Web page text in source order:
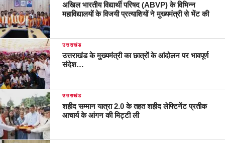
अखिल भारतीय विद्यार्थी परिषद (ABVP) के विभिन्न
महाविद्यालयों के विजयी प्रत्याशियों ने मुख्यमंत्री से भेंट की
उत्तराखंड
उत्तराखंड के मुख्यमंत्री का छात्रों के आंदोलन पर भावपूर्ण
संदेश…
उत्तराखंड
शहीद सम्मान यात्रा 2.0 के तहत शहीद लेफ्टिनेंट प्रतीक
आचार्य के आंगन की मिट्टी ली